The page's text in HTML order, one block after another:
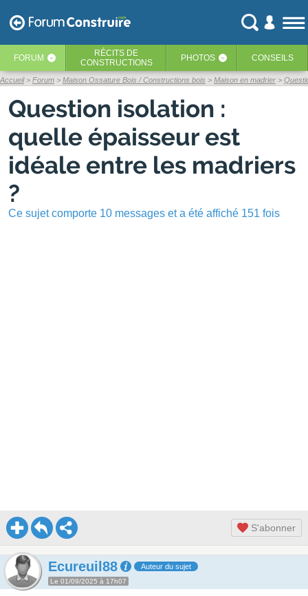
FORUM ‹ RÉCITS DE
CONSTRUCTIONS
PHOTOS ‹ CONSEILS
Accueil Forum Maison Ossature Bois / Constructions bois Maison en madrier
Question isolation :
quelle épaisseur est
idéale entre les madriers
?
Ce sujet comporte 10 messages et a été affiché 151 fois
S'abonner
Ecureuil88 Auteur du sujet
Le 01/09/2025 à 17h07